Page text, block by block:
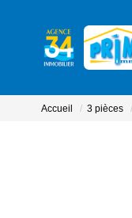
Accueil 3 pièces